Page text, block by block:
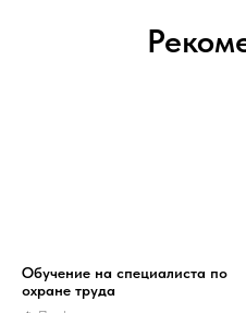
Обучение на специалиста по
охране труда